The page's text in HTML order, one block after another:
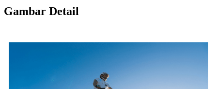
Gambar Detail